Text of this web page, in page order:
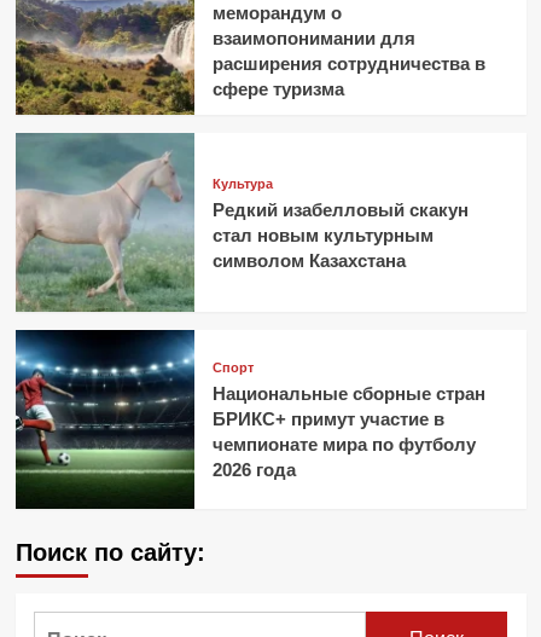
меморандум о
взаимопонимании для
расширения сотрудничества в
сфере туризма
Культура
Редкий изабелловый скакун
стал новым культурным
символом Казахстана
Спорт
Национальные сборные стран
БРИКС+ примут участие в
чемпионате мира по футболу
2026 года
Поиск по сайту: